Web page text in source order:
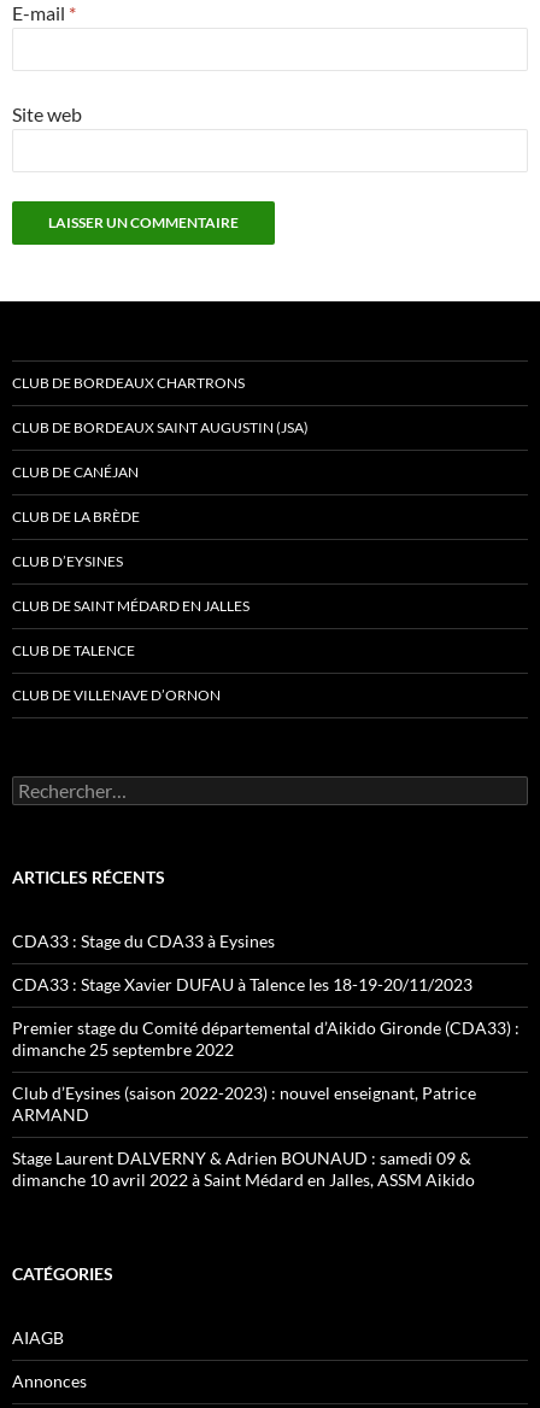
E-mail *
Site web
CLUB DE BORDEAUX CHARTRONS
CLUB DE BORDEAUX SAINT AUGUSTIN (JSA)
CLUB DE CANÉJAN
CLUB DE LA BRÈDE
CLUB D’EYSINES
CLUB DE SAINT MÉDARD EN JALLES
CLUB DE TALENCE
CLUB DE VILLENAVE D’ORNON
Rechercher :
ARTICLES RÉCENTS
CDA33 : Stage du CDA33 à Eysines
CDA33 : Stage Xavier DUFAU à Talence les 18-19-20/11/2023
Premier stage du Comité départemental d’Aikido Gironde (CDA33) :
dimanche 25 septembre 2022
Club d’Eysines (saison 2022-2023) : nouvel enseignant, Patrice
ARMAND
Stage Laurent DALVERNY & Adrien BOUNAUD : samedi 09 &
dimanche 10 avril 2022 à Saint Médard en Jalles, ASSM Aikido
CATÉGORIES
AIAGB
Annonces